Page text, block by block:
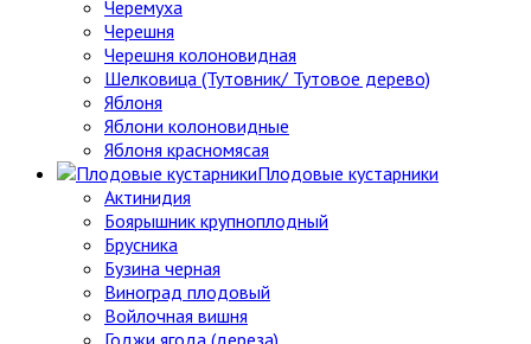
Черемуха
Черешня
Черешня колоновидная
Шелковица (Тутовник/ Тутовое дерево)
Яблоня
Яблони колоновидные
Яблоня красномясая
Плодовые кустарники
Актинидия
Боярышник крупноплодный
Брусника
Бузина черная
Виноград плодовый
Войлочная вишня
Годжи ягода (дереза)